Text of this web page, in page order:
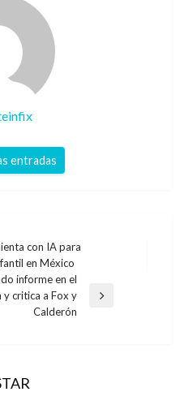
entradas
con IA para
en México
informe en el
y critica a Fox y
Calderón